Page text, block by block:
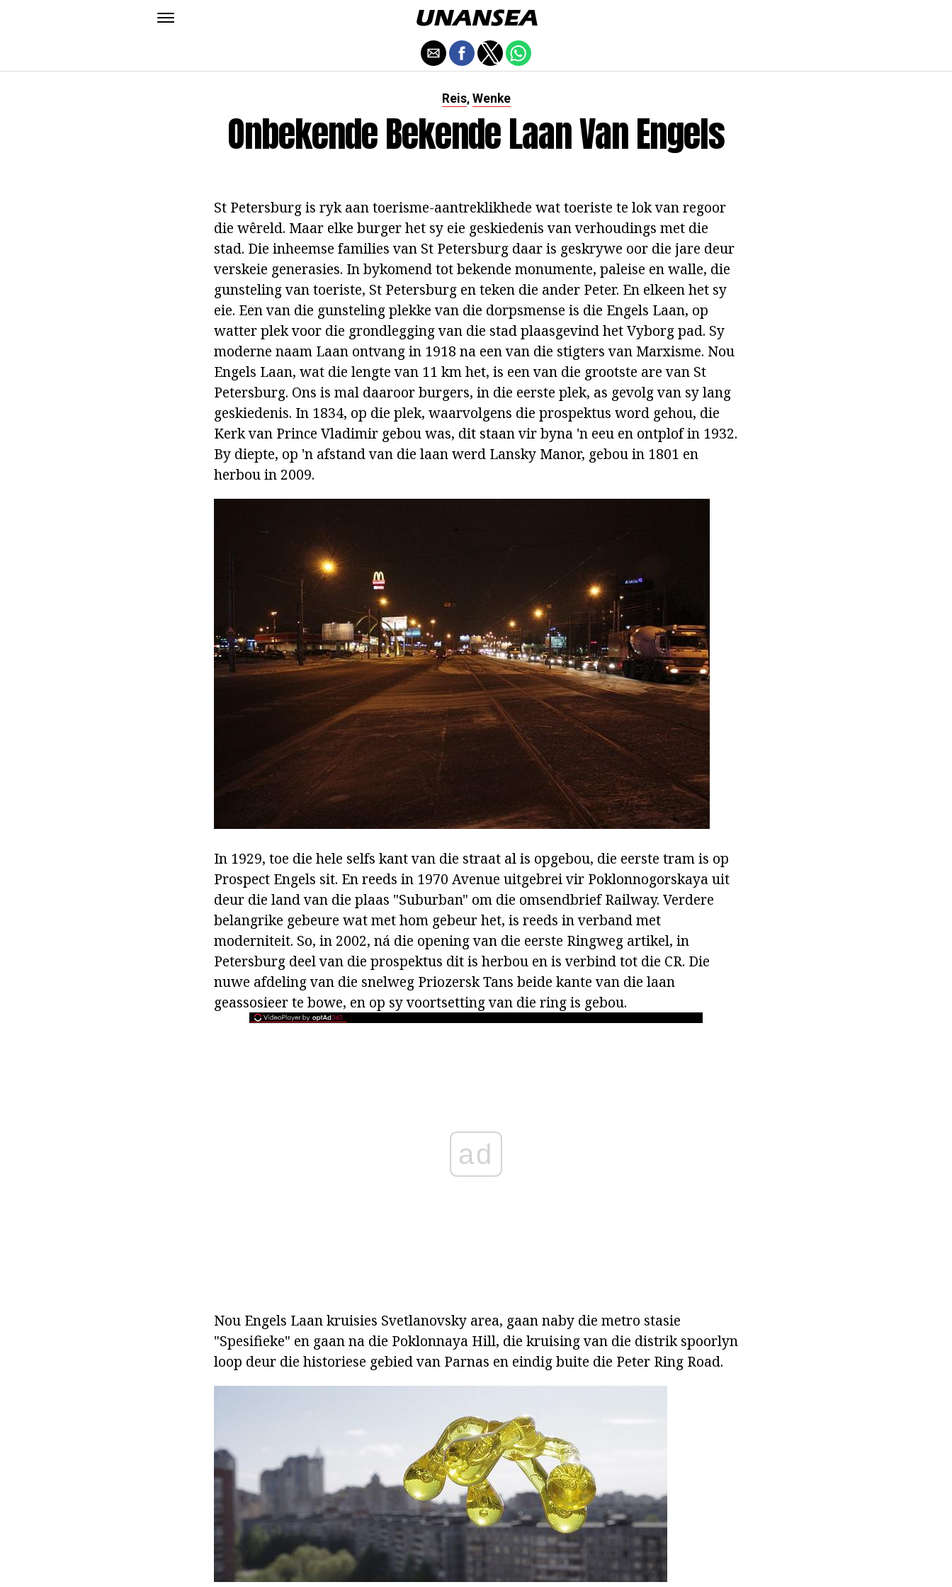
Reis, Wenke
Onbekende Bekende Laan Van Engels
St Petersburg is ryk aan toerisme-aantreklikhede wat toeriste te lok van regoor
die wêreld. Maar elke burger het sy eie geskiedenis van verhoudings met die
stad. Die inheemse families van St Petersburg daar is geskrywe oor die jare deur
verskeie generasies. In bykomend tot bekende monumente, paleise en walle, die
gunsteling van toeriste, St Petersburg en teken die ander Peter. En elkeen het sy
eie. Een van die gunsteling plekke van die dorpsmense is die Engels Laan, op
watter plek voor die grondlegging van die stad plaasgevind het Vyborg pad. Sy
moderne naam Laan ontvang in 1918 na een van die stigters van Marxisme. Nou
Engels Laan, wat die lengte van 11 km het, is een van die grootste are van St
Petersburg. Ons is mal daaroor burgers, in die eerste plek, as gevolg van sy lang
geskiedenis. In 1834, op die plek, waarvolgens die prospektus word gehou, die
Kerk van Prince Vladimir gebou was, dit staan vir byna 'n eeu en ontplof in 1932.
By diepte, op 'n afstand van die laan werd Lansky Manor, gebou in 1801 en
herbou in 2009.
In 1929, toe die hele selfs kant van die straat al is opgebou, die eerste tram is op
Prospect Engels sit. En reeds in 1970 Avenue uitgebrei vir Poklonnogorskaya uit
deur die land van die plaas "Suburban" om die omsendbrief Railway. Verdere
belangrike gebeure wat met hom gebeur het, is reeds in verband met
moderniteit. So, in 2002, ná die opening van die eerste Ringweg artikel, in
Petersburg deel van die prospektus dit is herbou en is verbind tot die CR. Die
nuwe afdeling van die snelweg Priozersk Tans beide kante van die laan
geassosieer te bowe, en op sy voortsetting van die ring is gebou.
ad
Nou Engels Laan kruisies Svetlanovsky area, gaan naby die metro stasie
"Spesifieke" en gaan na die Poklonnaya Hill, die kruising van die distrik spoorlyn
loop deur die historiese gebied van Parnas en eindig buite die Peter Ring Road.